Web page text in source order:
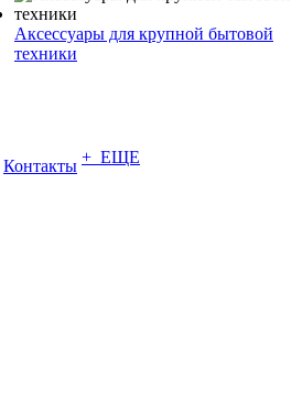
Аксессуары для крупной бытовой
техники
Контакты + ЕЩЕ